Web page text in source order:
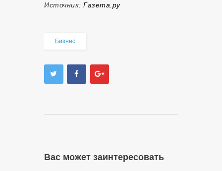
Источник: Газета.ру
Бизнес
Вас может заинтересовать